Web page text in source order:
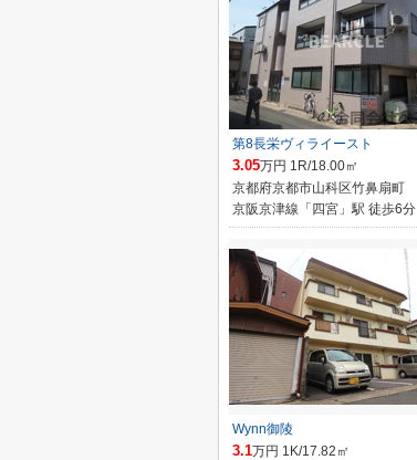
第8長栄ヴィライースト
3.05万円 1R/18.00㎡
京都府京都市山科区竹鼻扇町
京阪京津線「四宮」駅 徒歩6分
Wynn御陵
3.1万円 1K/17.82㎡